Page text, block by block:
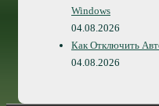
Windows
04.08.2026
Как Отключить
04.08.2026